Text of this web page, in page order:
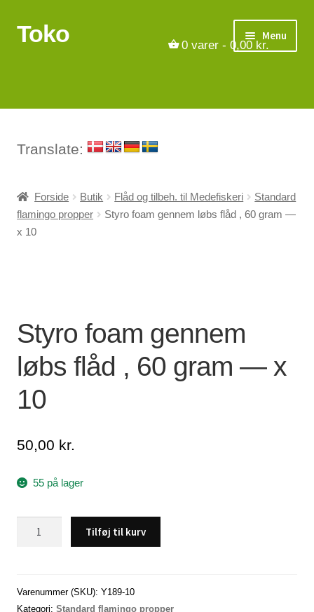
Spring
til
Spring
til
Toko Menu
Put & Take
Tips og triks.
Om os
Lagersalg
Min Konto
0varer - 0,00 kr.
Translate:
Forside Butik Flåd og tilbeh. til Medefiskeri
Standard
flamingo propper
Styro foam gennem løbs flåd , 60 gram —
x 10
Styro foam gennem
løbs flåd , 60 gram — x
10
50,00 kr.
55 på lager
flåd
,
Tilføj til kurv
Varenummer (SKU):Y189-10
Kategori:Standard flamingo propper